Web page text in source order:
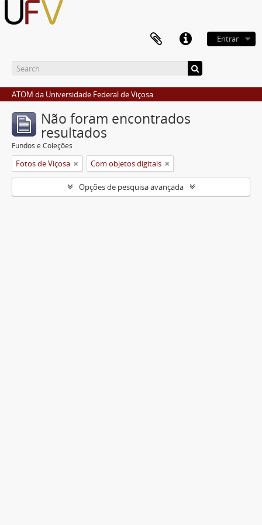
Entrar
ATOM da Universidade Federal de Viçosa
Não foram encontrados
resultados
Fundos e Coleções
Fotos de Viçosa Com objetos digitais
Opções de pesquisa avançada